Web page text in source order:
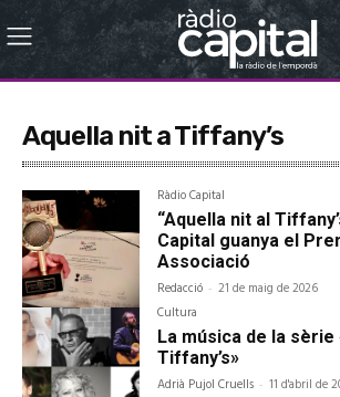
Aquella nit a Tiffany’s
Ràdio Capital
“Aquella nit al
Capital guanya el
Associació
Redacció - 21 de maig de 2026
Cultura
La música de la sèrie
Tiffany’s»
Adrià Pujol Cruells - 11 d'abril de